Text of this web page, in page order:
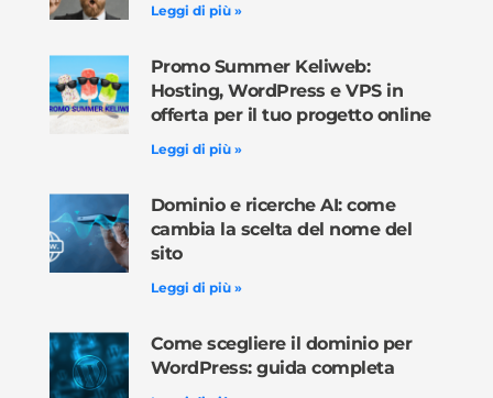
Leggi di più »
Promo Summer Keliweb:
Hosting, WordPress e VPS in
offerta per il tuo progetto online
Leggi di più »
Dominio e ricerche AI: come
cambia la scelta del nome del
sito
Leggi di più »
Come scegliere il dominio per
WordPress: guida completa